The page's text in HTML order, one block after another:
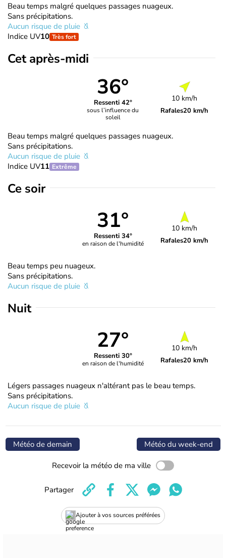
Beau temps malgré quelques passages nuageux.
Sans précipitations.
Aucun risque de pluie
Indice UV10 Très fort
Cet après-midi
36°
Ressenti 42°
sous l’influence du
soleil
10 km/h
Rafales20 km/h
Beau temps malgré quelques passages nuageux.
Sans précipitations.
Aucun risque de pluie
Indice UV11 Extrême
Ce soir
31°
Ressenti 34°
en raison de l'humidité
10 km/h
Rafales20 km/h
Beau temps peu nuageux.
Sans précipitations.
Aucun risque de pluie
Nuit
27°
Ressenti 30°
en raison de l'humidité
10 km/h
Rafales20 km/h
Légers passages nuageux n'altérant pas le beau temps.
Sans précipitations.
Aucun risque de pluie
Météo de demain Météo du week-end
Recevoir la météo de ma ville
Ajouter à vos sources préférées
Partager